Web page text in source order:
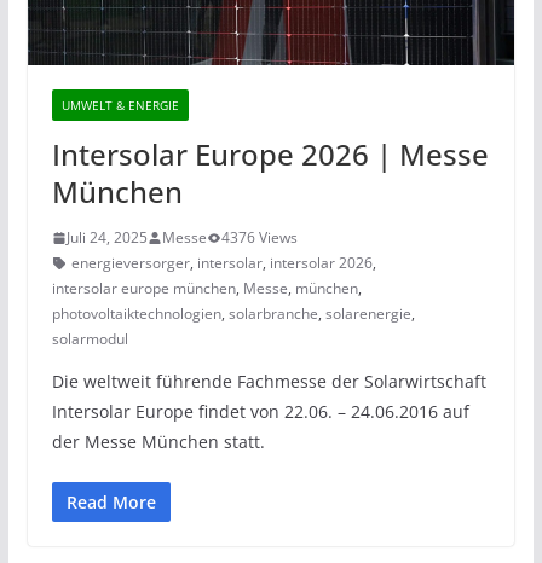
UMWELT & ENERGIE
Intersolar Europe 2026 | Messe
München
Juli 24, 2025 Messe
4376 Views
energieversorger, intersolar, intersolar 2026,
intersolar europe münchen, Messe, münchen,
photovoltaiktechnologien, solarbranche, solarenergie,
solarmodul
Die weltweit führende Fachmesse der Solarwirtschaft
Intersolar Europe findet von 22.06. – 24.06.2016 auf
der Messe München statt.
Read More